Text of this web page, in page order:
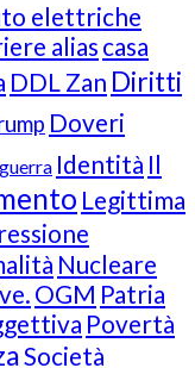
elettriche
alias casa
DDL Zan Diritti
Doveri
guerra Identità Il
Legittima
Nucleare
OGM Patria
Povertà
Società